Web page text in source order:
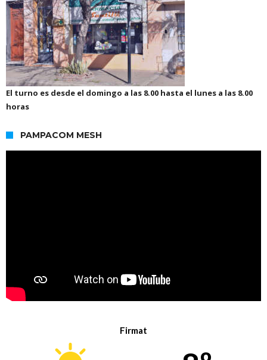
El turno es desde el domingo a las 8.00 hasta el lunes a las 8.00
horas
PAMPACOM MESH
Firmat